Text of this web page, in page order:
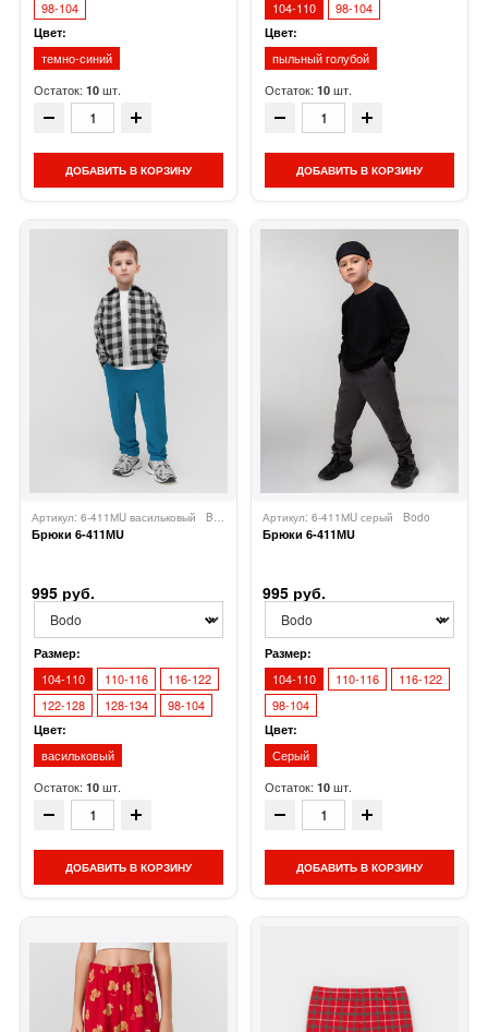
98-104
Цвет:
темно-синий
Остаток: 10 шт.
ДОБАВИТЬ В КОРЗИНУ
104-110 98-104
Цвет:
пыльный голубой
Остаток: 10 шт.
ДОБАВИТЬ В КОРЗИНУ
Брюки 6-411МU
Артикул: 6-411МU васильковый Bodo
995 руб.
Размер:
104-110 110-116
116-122
122-128
128-134 98-104
Цвет:
васильковый
Остаток: 10 шт.
ДОБАВИТЬ В КОРЗИНУ
Брюки 6-411МU
Артикул: 6-411МU серый Bodo
995 руб.
Размер:
104-110 110-116
116-122
98-104
Цвет:
Серый
Остаток: 10 шт.
ДОБАВИТЬ В КОРЗИНУ